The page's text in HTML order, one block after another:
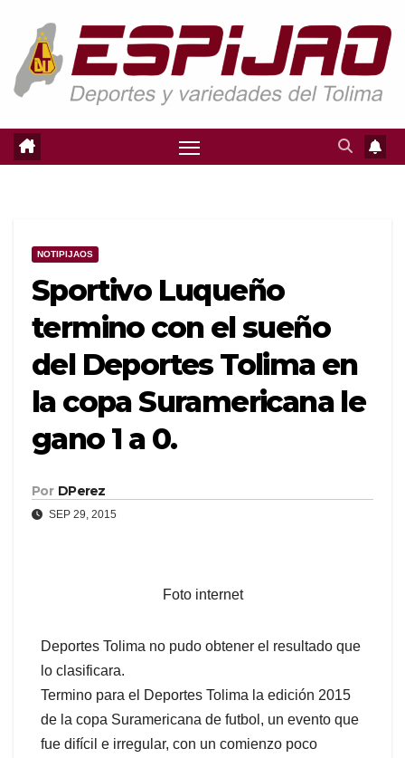
contenido
NOTIPIJAOS
Sportivo Luqueño
termino con el sueño
del Deportes Tolima en
la copa Suramericana le
gano 1 a 0.
Por DPerez
SEP 29, 2015
Foto internet
Deportes Tolima no pudo obtener el resultado que
lo clasificara.
Termino para el Deportes Tolima la edición 2015
de la copa Suramericana de futbol, un evento que
fue difícil e irregular, con un comienzo poco